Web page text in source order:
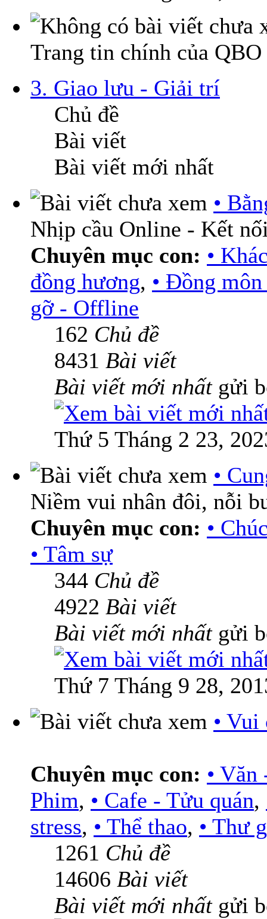
Trang tin chính của QBO
3. Giao lưu - Giải trí
Chủ đề
Bài viết
Bài viết mới nhất
•
Nhịp cầu Online - Kết
Chuyên mục con: •
đồng hương, • Đồng
gỡ - Offline
162 Chủ đề
8431 Bài viết
Bài viết mới nhấtgửi
Thứ 5 Tháng 2 23,
•
Niềm vui nhân đôi, nỗi
Chuyên mục con: •
• Tâm sự
344 Chủ đề
4922 Bài viết
Bài viết mới nhấtgửi
Thứ 7 Tháng 9 28,
•
Chuyên mục con: • Văn
Phim, • Cafe - Tửu quán,
stress, • Thể thao, • Thư
1261 Chủ đề
14606 Bài viết
Bài viết mới nhấtgửi